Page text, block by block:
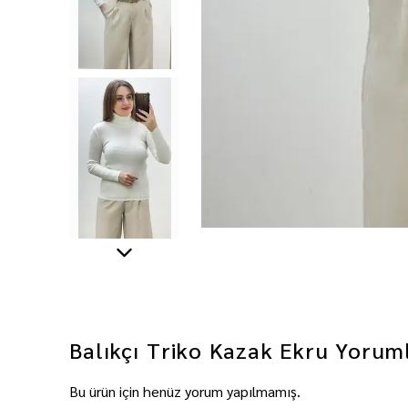
Balıkçı Triko Kazak Ekru
Bu ürün için henüz yorum yapılmamış.